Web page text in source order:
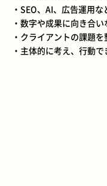
・SEO、AI、広告運用
・数字や成果に向き合
・クライアントの課題
・主体的に考え、行動